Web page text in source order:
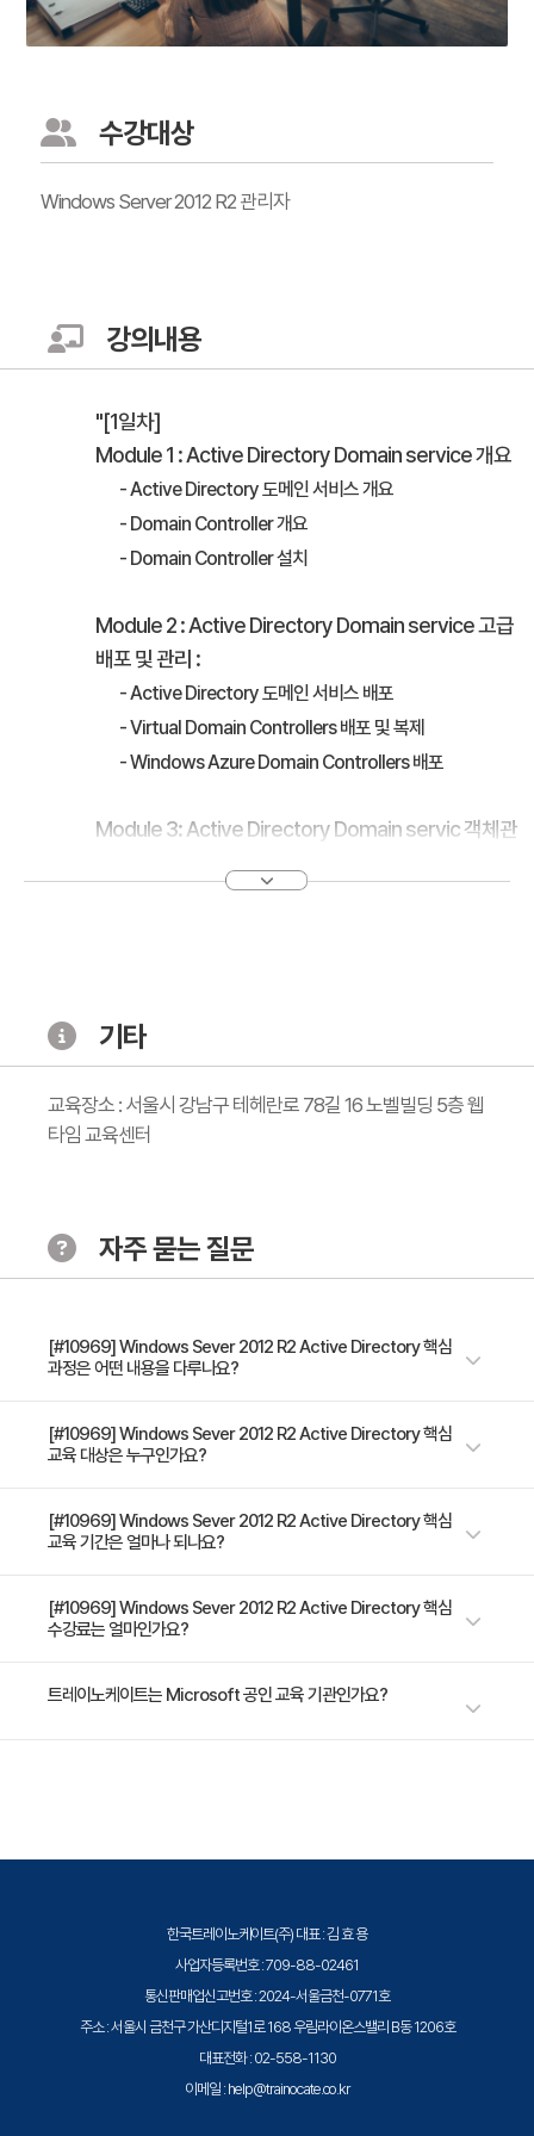
수강대상
Windows Server 2012 R2 관리자
강의내용
"[1일차]
Module 1 : Active Directory Domain service 개요
- Active Directory 도메인 서비스 개요
- Domain Controller 개요
- Domain Controller 설치
Module 2 : Active Directory Domain service 고급
배포 및 관리 :
- Active Directory 도메인 서비스 배포
- Virtual Domain Controllers 배포 및 복제
- Windows Azure Domain Controllers 배포
Module 3: Active Directory Domain servic 객체관
- 사용자 계정 관리
[2일차]
Module 4: Active Directory Domain servic 관리 자
동화
- 명령어도구 사용한 AD DS 관리 자동화
동화
- Group Policy 소개
- Group Policy 구현 및 관리
- Group Policy 트러블슈팅
Moudle 6: Group Policy 를 사용한 User 환경 설정 :
- 관리 템플릿 구현
- 기본 Group Policy 구성
Module 7: Group Policy를 사용한 보안 구성 및 관리
- Windows Server 2012 R2 DNS 서버 설치
- Windows Server 2012 R2 DNS 서버 영역 관리
[4일차]
Module 9: Active Directory Domain servic 보안 구
기타
교육장소 : 서울시 강남구 테헤란로 78길 16 노벨빌딩 5층 웹
타임 교육센터
자주 묻는 질문
[#10969] Windows Sever 2012 R2 Active Directory 핵심
과정은 어떤 내용을 다루나요?
본 과정은 Windows Server 2012 R2 환경 관리,보안의 핵심이 되는
Windows Server 2012 R2 Active Directory 도메인 서비스에 대한 기본
업 & 복원 , 모니터링 과 트러블슈팅 에 대한 폭넓고 심도있는 내용에 관해서
학습합니다.
[#10969] Windows Sever 2012 R2 Active Directory 핵심
교육 대상은 누구인가요?
Windows Server 2012 R2 관리자
[#10969] Windows Sever 2012 R2 Active Directory 핵심
교육 기간은 얼마나 되나요?
5일 과정입니다. 상세 일정은 교육 페이지에서 확인하실 수 있습니다.
[#10969] Windows Sever 2012 R2 Active Directory 핵심
수강료는 얼마인가요?
수강료는 950,000원(VAT 별도)입니다. 고용보험 환급 및 기업 할인 혜택
트레이노케이트는 Microsoft 공인 교육 기관인가요?
한국트레이노케이트(주) 대표 : 김 효 용
사업자등록번호 : 709-88-02461
통신판매업신고번호 : 2024-서울금천-0771호
주소 : 서울시 금천구 가산디지털1로 168 우림라이온스밸리 B동 1206호
대표전화 : 02-558-1130
이메일 : help@trainocate.co.kr